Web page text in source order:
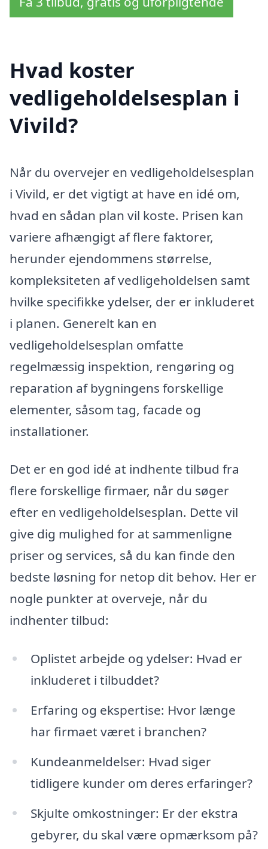
Hvad koster
vedligeholdelsesplan i
Vivild?
Når du overvejer en vedligeholdelsesplan
i Vivild, er det vigtigt at have en idé om,
hvad en sådan plan vil koste. Prisen kan
variere afhængigt af flere faktorer,
herunder ejendommens størrelse,
kompleksiteten af vedligeholdelsen samt
hvilke specifikke ydelser, der er inkluderet
i planen. Generelt kan en
vedligeholdelsesplan omfatte
regelmæssig inspektion, rengøring og
reparation af bygningens forskellige
elementer, såsom tag, facade og
installationer.
Det er en god idé at indhente tilbud fra
flere forskellige firmaer, når du søger
efter en vedligeholdelsesplan. Dette vil
give dig mulighed for at sammenligne
priser og services, så du kan finde den
bedste løsning for netop dit behov. Her er
nogle punkter at overveje, når du
indhenter tilbud:
Oplistet arbejde og ydelser: Hvad er
inkluderet i tilbuddet?
Erfaring og ekspertise: Hvor længe
har firmaet været i branchen?
Kundeanmeldelser: Hvad siger
tidligere kunder om deres erfaringer?
Skjulte omkostninger: Er der ekstra
gebyrer, du skal være opmærksom på?